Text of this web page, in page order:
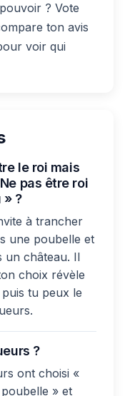
? Vote
ton avis
voir qui
le roi mais
pas être roi
» ?
à trancher
une poubelle et
un château. Il
choix révèle
tu peux le
?
ont choisi «
» et